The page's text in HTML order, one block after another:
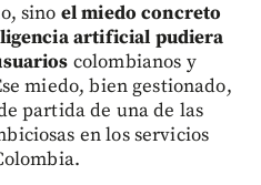
sino el miedo concreto
artificial pudiera
colombianos y
miedo, bien gestionado,
partida de una de las
en los servicios